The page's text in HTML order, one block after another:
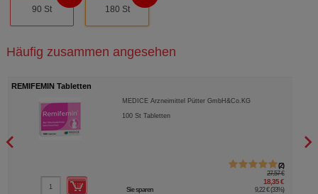
90 St 180 St
Häufig zusammen angesehen
REMIFEMIN Tabletten
MEDICE Arzneimittel Pütter GmbH&Co.KG
100St Tabletten
2
27,57 €
18,35 €
Sie sparen 9,22 € (33%)